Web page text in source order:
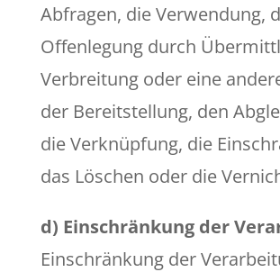
Abfragen, die Verwendung,
Offenlegung durch
Verbreitung oder eine
der Bereitstellung, den
die Verknüpfung, die
das Löschen oder die
d) Einschränkung der
Einschränkung der